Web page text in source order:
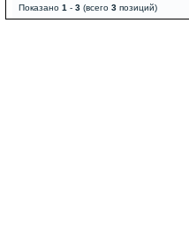
Показано 1 - 3 (всего 3 позиций)